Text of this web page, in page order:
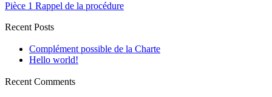
Pièce 1 Rappel de la procédure
Recent Posts
Complément possible de la Charte
Hello world!
Recent Comments